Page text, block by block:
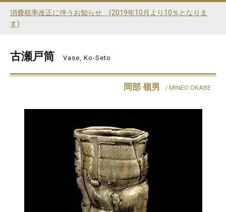
消費税率改正に伴うお知らせ (2019年10月より10％となりま
す)
古瀬戸筒 Vase, Ko-Seto
岡部 嶺男 / MINEO OKABE